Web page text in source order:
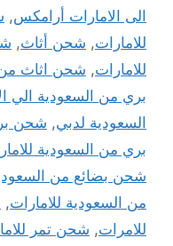
الى الامارات أرامكس,
للامارات, شحن أثاث,
للامارات, شحن اثاث من
بري من السعودية الي
السعودية لدبي, شحن
بري من السعودية
شحن بضائع من
من السعودية للامارات,
للامرات, شحن تمر